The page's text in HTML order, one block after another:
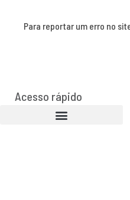
Para reportar um erro no
Acesso rápido